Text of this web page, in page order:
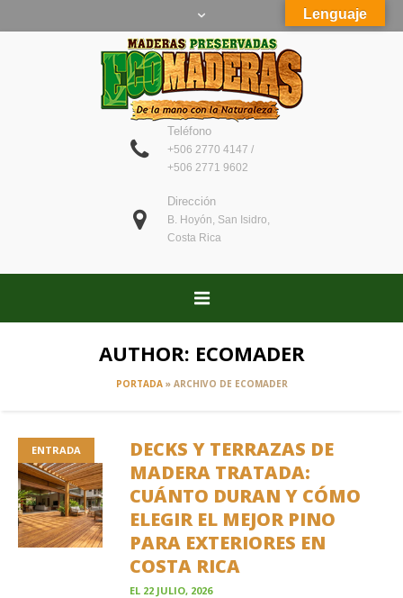
Teléfono
+506 2770 4147 /
+506 2771 9602
Dirección
B. Hoyón, San Isidro,
Costa Rica
AUTHOR: ECOMADER
PORTADA» ARCHIVO DE ECOMADER
ENTRADA
DECKS Y TERRAZAS DE
MADERA TRATADA:
CUÁNTO DURAN Y CÓMO
ELEGIR EL MEJOR PINO
PARA EXTERIORES EN
COSTA RICA
EL 22 JULIO, 2026
Lenguaje